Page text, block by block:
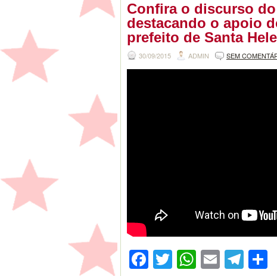
Confira o discurso
destacando o apoio
prefeito de Santa
30/09/2015 ADMIN SEM
Facebook
Twitter
WhatsApp
Email